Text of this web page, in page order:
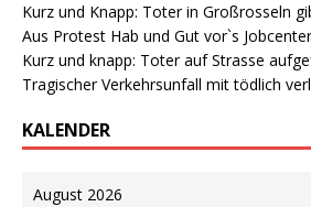
Kurz und Knapp: Toter in Großrosseln
Aus Protest Hab und Gut vor`s
Kurz und knapp: Toter auf Strasse
Tragischer Verkehrsunfall mit tödlich
KALENDER
August 2026